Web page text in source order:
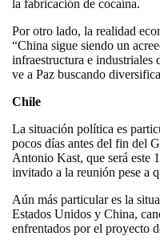
la fabricación de cocaína.
Por otro lado, la realidad
“China sigue siendo un
infraestructura e industriales
ve a Paz buscando
Chile
La situación política es
pocos días antes del fin del
Antonio Kast, que será este
invitado a la reunión pese a
Aún más particular es la
Estados Unidos y China,
enfrentados por el proyecto